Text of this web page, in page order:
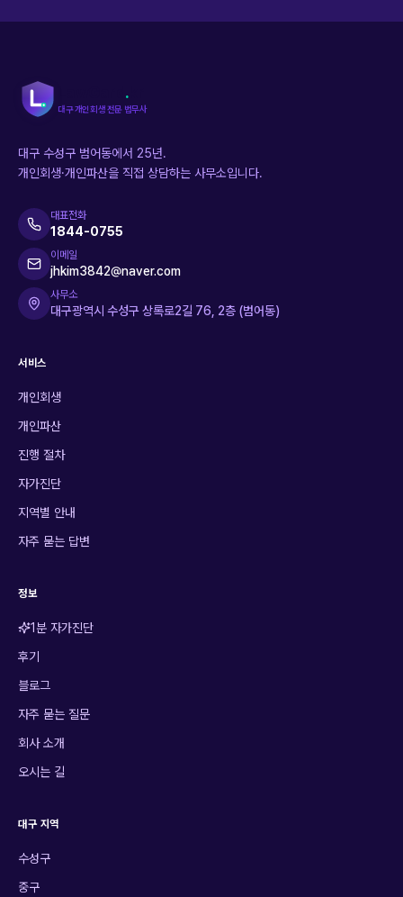
.
대구 개인회생 전문 법무사
대구 수성구 범어동에서 25년.
개인회생·개인파산을 직접 상담하는 사무소입니다.
대표전화
1844-0755
이메일
jhkim3842@naver.com
사무소
대구광역시 수성구 상록로2길 76, 2층 (범어동)
서비스
개인회생
개인파산
진행 절차
자가진단
지역별 안내
자주 묻는 답변
정보
1분 자가진단
후기
블로그
자주 묻는 질문
회사 소개
오시는 길
대구 지역
수성구
중구